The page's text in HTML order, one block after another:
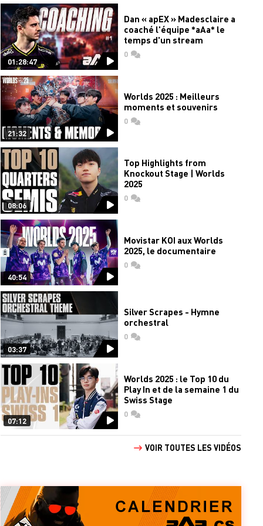
01:28:47
Dan « apEX » Madesclaire a
coaché l'équipe *aAa* le
temps d'un stream
0commentaires
21:32
Worlds 2025 : Meilleurs
moments et souvenirs
0commentaires
08:06
Top Highlights from
Knockout Stage | Worlds
2025
0commentaires
40:54
Movistar KOI aux Worlds
2025, le documentaire
0commentaires
03:37
Silver Scrapes - Hymne
orchestral
0commentaires
07:12
Worlds 2025 : le Top 10 du
Play In et de la semaine 1 du
Swiss Stage
0commentaires
VOIR TOUTES LES VIDÉOS